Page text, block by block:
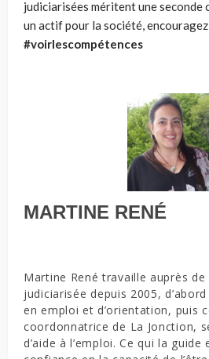
judiciarisées méritent une seconde
un actif pour la société,
#voirlescompétences
MARTINE RENÉ
Martine René travaille auprès
judiciarisée depuis 2005,
en emploi et d’orientation, puis
coordonnatrice de La Jonction,
d’aide à l’emploi. Ce qui la